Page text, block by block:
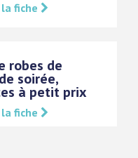
fiche
robes de
soirée,
à petit prix
fiche